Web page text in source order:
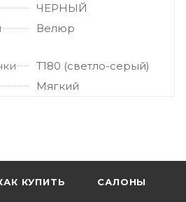
ЧЕРНЫЙ
Велюр
Т180 (светло-серый)
Мягкий
КУПИТЬ САЛОНЫ